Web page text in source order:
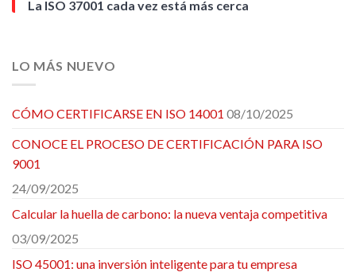
La ISO 37001 cada vez está más cerca
LO MÁS NUEVO
CÓMO CERTIFICARSE EN ISO 14001 08/10/2025
CONOCE EL PROCESO DE CERTIFICACIÓN PARA ISO
9001
24/09/2025
Calcular la huella de carbono: la nueva ventaja competitiva
03/09/2025
ISO 45001: una inversión inteligente para tu empresa